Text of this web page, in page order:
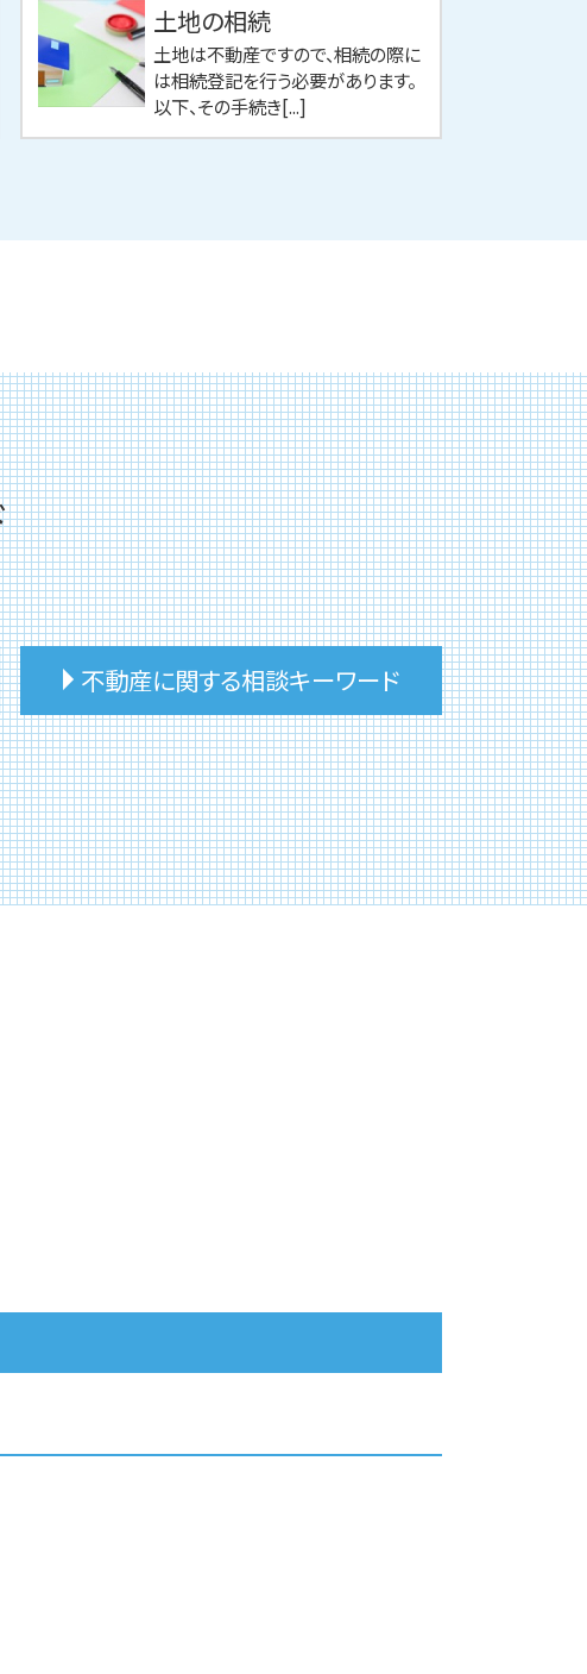
土地の相続
土地は不動産ですので、相続の際に
は相続登記を行う必要があります。
以下、その手続き[...]
不動産に関する相談キーワード
事故物件 伝える義務
不動産 相談 土地
不動産 コンサルタント 相談
不動産 任意売却 相談
不動産 相談 第三者
不動産投資 売却
事故物件 相続